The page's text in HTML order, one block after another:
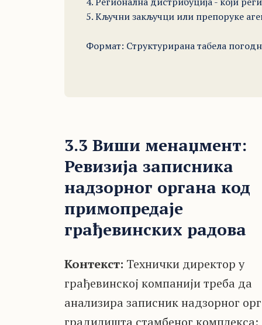
5. Кључни закључци или препоруке
Формат: Структурирана табела
3.3 Виши менаџмент:
Ревизија записника
надзорног органа код
примопредаје
грађевинских радова
Контекст: Технички директор у
грађевинској компанији треба да
анализира записник надзорног